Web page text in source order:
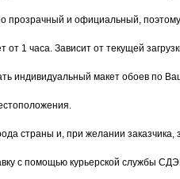
прозрачный и официальный,
от 1 часа. Зависит от текущей
индивидуальный макет обоев по
страны и, при желании
с помощью курьерской службы